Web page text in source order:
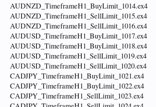
AUDNZD_TimeframeH1_BuyLimit_1014.ex4
AUDNZD_TimeframeH1_SellLimit_1015.ex4
AUDNZD_TimeframeH1_SellLimit_1016.ex4
AUDUSD_TimeframeH1_BuyLimit_1017.ex4
AUDUSD_TimeframeH1_BuyLimit_1018.ex4
AUDUSD_TimeframeH1_SellLimit_1019.ex4
AUDUSD_TimeframeH1_SellLimit_1020.ex4
CADJPY_TimeframeH1_BuyLimit_1021.ex4
CADJPY_TimeframeH1_BuyLimit_1022.ex4
CADJPY_TimeframeH1_SellLimit_1023.ex4